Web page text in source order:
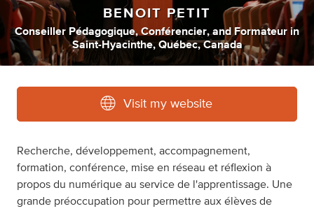
BENOIT PETIT
Conseiller Pédagogique, Conférencier, and Formateur in
Saint-Hyacinthe, Québec, Canada
Visit my website
Recherche, développement, accompagnement,
formation, conférence, mise en réseau et réflexion à
propos du numérique au service de l'apprentissage. Une
grande préoccupation pour permettre aux élèves de